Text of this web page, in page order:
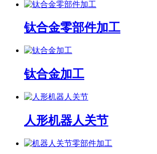
钛合金零部件加工
钛合金加工
人形机器人关节